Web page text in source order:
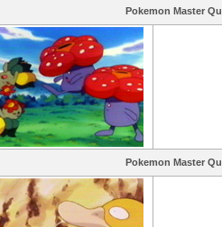
Pokemon Master
Pokemon Master